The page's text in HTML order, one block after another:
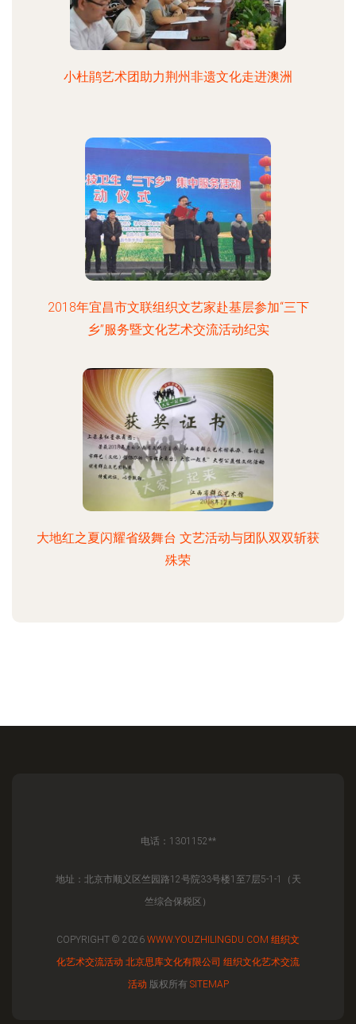
小杜鹃艺术团助力荆州非遗文化走进澳洲
2018年宜昌市文联组织文艺家赴基层参加“三下
乡”服务暨文化艺术交流活动纪实
大地红之夏闪耀省级舞台 文艺活动与团队双双斩获
殊荣
电话：1301152**
地址：北京市顺义区竺园路12号院33号楼1至7层5-1-1（天
竺综合保税区）
COPYRIGHT © 2026 WWW.YOUZHILINGDU.COM 组织文
化艺术交流活动 北京思库文化有限公司 组织文化艺术交流
活动 版权所有 SITEMAP